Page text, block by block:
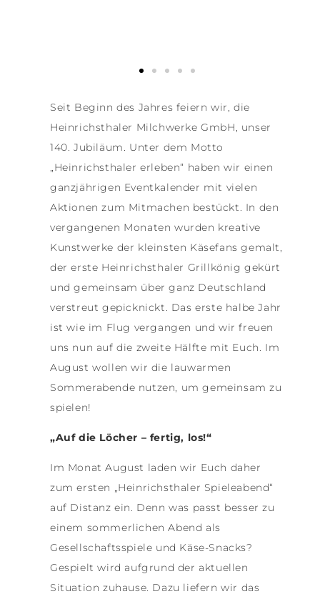
Seit Beginn des Jahres feiern wir, die
Heinrichsthaler Milchwerke GmbH, unser
140. Jubiläum. Unter dem Motto
„Heinrichsthaler erleben“ haben wir einen
ganzjährigen Eventkalender mit vielen
Aktionen zum Mitmachen bestückt. In den
vergangenen Monaten wurden kreative
Kunstwerke der kleinsten Käsefans gemalt,
der erste Heinrichsthaler Grillkönig gekürt
und gemeinsam über ganz Deutschland
verstreut gepicknickt. Das erste halbe Jahr
ist wie im Flug vergangen und wir freuen
uns nun auf die zweite Hälfte mit Euch. Im
August wollen wir die lauwarmen
Sommerabende nutzen, um gemeinsam zu
spielen!
„Auf die Löcher – fertig, los!“
Im Monat August laden wir Euch daher
zum ersten „Heinrichsthaler Spieleabend“
auf Distanz ein. Denn was passt besser zu
einem sommerlichen Abend als
Gesellschaftsspiele und Käse-Snacks?
Gespielt wird aufgrund der aktuellen
Situation zuhause. Dazu liefern wir das